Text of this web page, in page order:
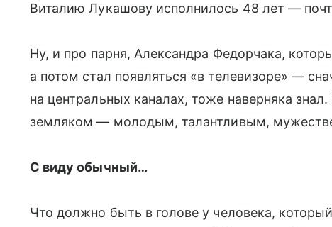
Виталию Лукашову исполнилось 48 лет —
Ну, и про парня, Александра Федорчака,
а потом стал появляться «в телевизоре» —
на центральных каналах, тоже наверняка
земляком — молодым, талантливым,
С виду обычный…
Что должно быть в голове у человека,